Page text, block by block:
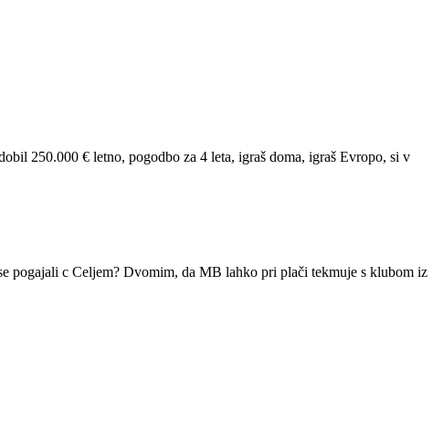
250.000 € letno, pogodbo za 4 leta, igraš doma, igraš Evropo, si v
pogajali c Celjem? Dvomim, da MB lahko pri plači tekmuje s klubom iz